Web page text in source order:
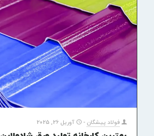
فولاد پیشگان - آوریل 26, 2025